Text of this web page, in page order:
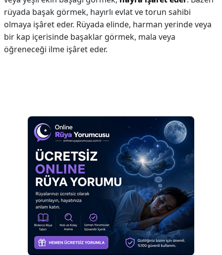
rüyada başak görmek, hayırlı evlat ve torun sahibi
olmaya işâret eder. Rüyada elinde, harman yerinde veya
bir kap içerisinde başaklar görmek, mala veya
öğreneceği ilme işâret eder.